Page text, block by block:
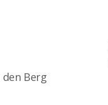
Berg